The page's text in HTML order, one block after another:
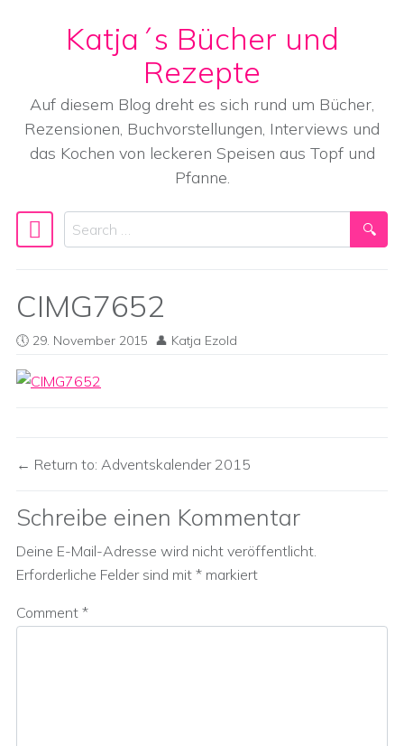
Skip to content
Katja´s Bücher und
Rezepte
Auf diesem Blog dreht es sich rund um Bücher,
Rezensionen, Buchvorstellungen, Interviews und
das Kochen von leckeren Speisen aus Topf und
Pfanne.
Main Navigation
Search
CIMG7652
29. November 2015 Katja Ezold
Return to: Adventskalender 2015
Schreibe einen Kommentar
Deine E-Mail-Adresse wird nicht veröffentlicht.
Erforderliche Felder sind mit * markiert
Comment *